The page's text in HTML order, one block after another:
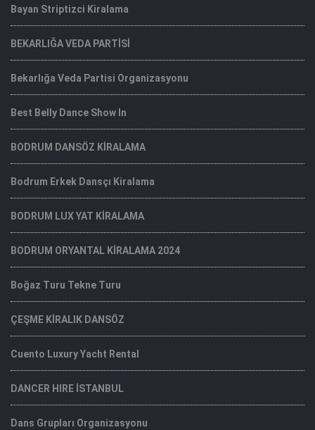
Bayan Striptizci Kiralama
BEKARLIĞA VEDA PARTİSİ
Bekarlığa Veda Partisi Organizasyonu
Best Belly Dance Show In
BODRUM DANSÖZ KİRALAMA
Bodrum Erkek Dansçı Kiralama
BODRUM LUX YAT KİRALAMA
BODRUM ORYANTAL KİRALAMA 2024
Boğaz Turu Tekne Turu
ÇEŞME KİRALIK DANSÖZ
Cuento Luxury Yacht Rental
DANCER HIRE İSTANBUL
Dans Grupları Organizasyonu